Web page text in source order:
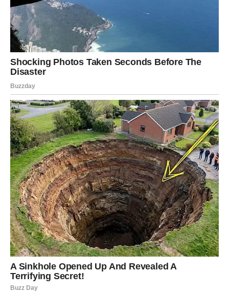
razrešava dugotrajnu dilemu. Vreme odugovlačenja je
završeno – sada Univerzum traži da izaberu.
Za mnoge Vage, ovaj trenutak će izgledati kao da ih neko
gura ka ivici promene. Ali upravo tu, na ivici neizvesnosti,
nalazi se prilika za rast. Možda će morati da napuste ono
poznato da bi zakoračili u novo, ali sve što dolazi nosi
ogromnu simboliku oslobađanja.
Emotivno, Vage koje su bile u ljubavnoj konfuziji dobiće
jasnu sliku. Neko će reći nešto što će ih trgnuti, ili će
same shvatiti da više ne mogu da čekaju. Za one koje su
same – dolazi neočekivan susret, možda čak i sa osobom
koju poznaju duže vreme, ali sada je gledaju drugim
očima.
Na poslovnom planu, Vaga može očekivati napredak.
Neko primećuje njen rad, neko je spreman da joj pruži
šansu. Sve što se dogodi sada ima potencijal da je izvuče
iz stagnacije. Ključ je u hrabrosti – ako se usudi da
rizikuje, nagrada dolazi brže nego što misli.